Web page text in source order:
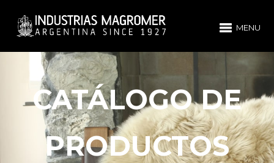
MENU
CATÁLOGO DE
PRODUCTOS